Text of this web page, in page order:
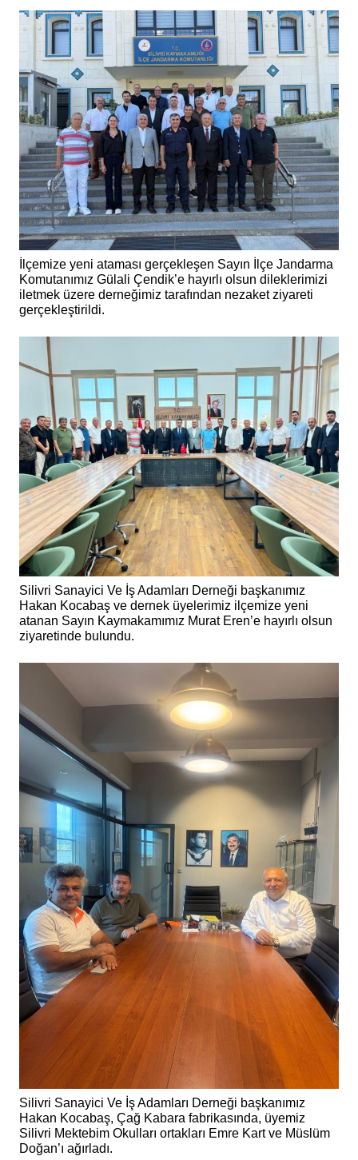
İlçemize yeni ataması gerçekleşen Sayın İlçe Jandarma
Komutanımız Gülali Çendik’e hayırlı olsun dileklerimizi
iletmek üzere derneğimiz tarafından nezaket ziyareti
gerçekleştirildi.
Silivri Sanayici Ve İş Adamları Derneği başkanımız
Hakan Kocabaş ve dernek üyelerimiz ilçemize yeni
atanan Sayın Kaymakamımız Murat Eren’e hayırlı olsun
ziyaretinde bulundu.
Silivri Sanayici Ve İş Adamları Derneği başkanımız
Hakan Kocabaş, Çağ Kabara fabrikasında, üyemiz
Silivri Mektebim Okulları ortakları Emre Kart ve Müslüm
Doğan’ı ağırladı.